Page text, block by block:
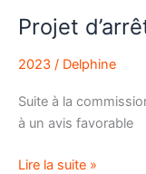
Projet
2023 / Delphine
Suite à la
à un avis favorable
Lire la suite »